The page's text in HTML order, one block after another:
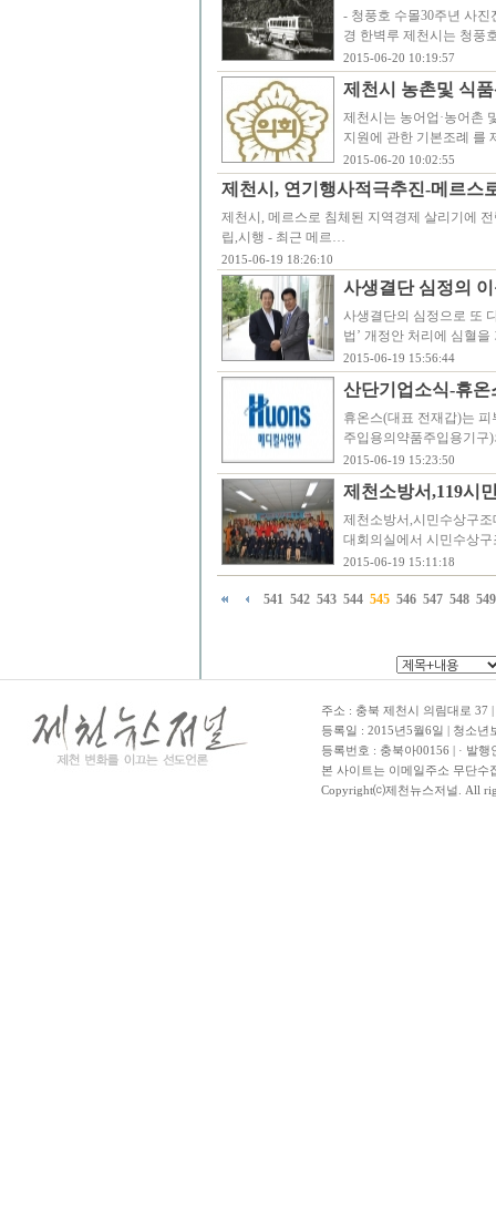
- 청풍호 수몰30주년 사
경 한벽루 제천시는 청풍
2015-06-20 10:19:57
제천시 농촌및 식
제천시는 농어업·농어촌
지원에 관한 기본조례 를
2015-06-20 10:02:55
제천시, 연기행사적극추진-메르스
제천시, 메르스로 침체된 지역경제 살리기에
립,시행 - 최근 메르…
2015-06-19 18:26:10
사생결단 심정의
사생결단의 심정으로 또
법’ 개정안 처리에 심혈
2015-06-19 15:56:44
산단기업소식-휴
휴온스(대표 전재갑)는
주입용의약품주입용기
2015-06-19 15:23:50
제천소방서 ,119 시
제천소방서,시민수상구
대회의실에서 시민수상
2015-06-19 15:11:18
541 542 543 544 545 546 547 548 549
주소 : 충북 제천시 의림대로 37
등록일 : 2015년5월6일 | 청소
등록번호 : 충북아00156 | · 발
본 사이트는 이메일주소 무단수
Copyright⒞제천뉴스저널. All